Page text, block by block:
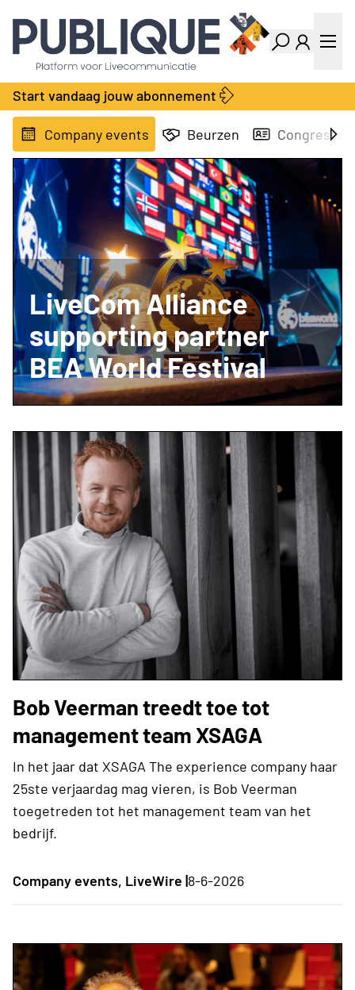
Industry Dashboard
Vacatures
Kalender
Producten
Bedrijvengids
Locatie Finder
LiveWire
Contact
Over ons
Adverteren
Abonnementen
Start vandaag jouw abonnement
Company events Beurzen Congressen
LiveCom Alliance
supporting partner
BEA World Festival
Bob Veerman treedt toe tot
management team XSAGA
In het jaar dat XSAGA The experience company haar
25ste verjaardag mag vieren, is Bob Veerman
toegetreden tot het management team van het
bedrijf.
Company events, LiveWire |8-6-2026